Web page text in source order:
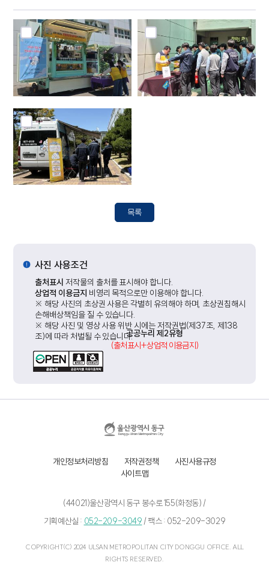
목록
사진 사용조건
출처표시 저작물의 출처를 표시해야 합니다.
상업적 이용금지 비영리 목적으로만 이용해야 합니다.
※ 해당 사진의 초상권 사용은 각별히 유의해야 하며, 초상권침해시
손해배상책임을 질 수 있습니다.
※ 해당 사진 및 영상 사용 위반 시에는 저작권법(제37조, 제138
조)에 따라 처벌될 수 있습니다.공공누리 제2유형
(출처표시+상업적 이용금지)
개인정보처리방침 저작권정책
사진사용규정
사이트맵
(44021)울산광역시 동구 봉수로 155(화정동) /
기획예산실 : 052-209-3049 /팩스 : 052-209-3029
COPYRIGHT(C) 2024 ULSAN METROPOLITAN CITY DONGGU OFFICE. ALL
RIGHTS RESERVED.